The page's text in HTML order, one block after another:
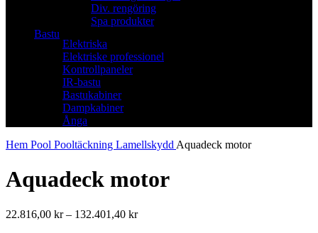
Div. rengöring
Spa produkter
Bastu
Elektriska
Elektriske professionel
Kontrollpaneler
IR-bastu
Bastukabiner
Dampkabiner
Ånga
Hem Pool Pooltäckning Lamellskydd Aquadeck motor
Aquadeck motor
22.816,00 kr – 132.401,40 krPrisintervall: